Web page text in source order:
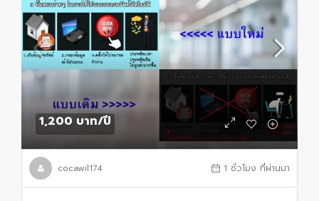
1,200 บาท/ปี
cocawil174 1 ชั่วโมง ที่ผ่านมา